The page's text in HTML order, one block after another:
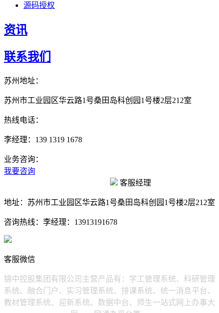
源码授权
资讯
联系我们
苏州地址：
苏州市工业园区华云路1号桑田岛科创园1号楼2层212室
热线电话：
李经理：139 1319 1678
业务咨询：
我要咨询
客服经理
地址： 苏州市工业园区华云路1号桑田岛科创园1号楼2层212室
咨询热线： 李经理：13913191678
客服微信
锦中控股集团有限公司主营产品有：学工管理系统、科研管理
系统、融合门户、实习管理系统、排课系统、统一消息平台、
教材管理系统、迎新系统、数据中台、师生一站式网上办事大